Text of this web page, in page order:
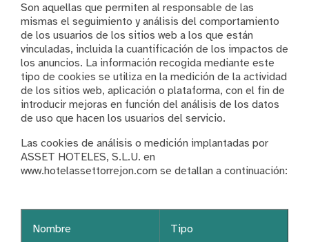
Son aquellas que permiten al responsable de las
mismas el seguimiento y análisis del comportamiento
de los usuarios de los sitios web a los que están
vinculadas, incluida la cuantificación de los impactos de
los anuncios. La información recogida mediante este
tipo de cookies se utiliza en la medición de la actividad
de los sitios web, aplicación o plataforma, con el fin de
introducir mejoras en función del análisis de los datos
de uso que hacen los usuarios del servicio.
Las cookies de análisis o medición implantadas por
ASSET HOTELES, S.L.U. en
www.hotelassettorrejon.com se detallan a continuación:
Nombre Tipo